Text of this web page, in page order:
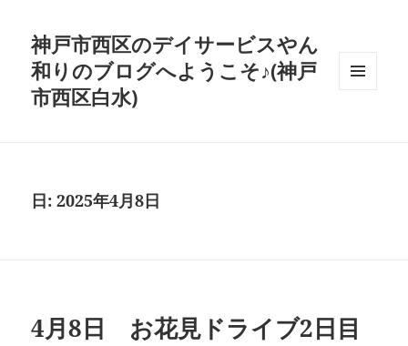
神戸市西区のデイサービスやん
和りのブログへようこそ♪(神戸
市西区白水)
日:2025年4月8日
4月8日 お花見ドライブ2日目